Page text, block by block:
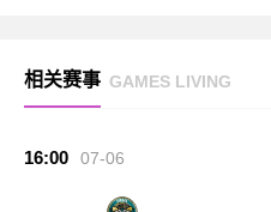
相关赛事 GAMES LIVING
16:00 07-06